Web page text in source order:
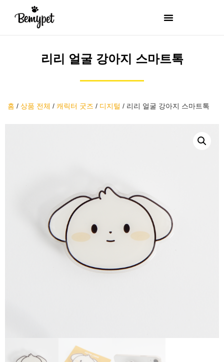
리리 얼굴 강아지 스마트톡
홈 / 상품 전체 / 캐릭터 굿즈 / 디지털 / 리리 얼굴 강아지 스마트톡